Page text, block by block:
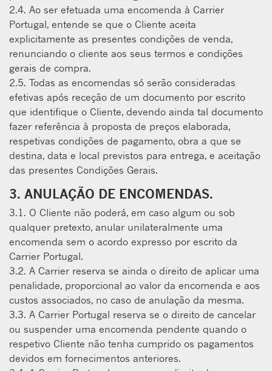
2.4. Ao ser efetuada uma encomenda à Carrier
Portugal, entende se que o Cliente aceita
explicitamente as presentes condições de venda,
renunciando o cliente aos seus termos e condições
gerais de compra.
2.5. Todas as encomendas só serão consideradas
efetivas após receção de um documento por escrito
que identifique o Cliente, devendo ainda tal documento
fazer referência à proposta de preços elaborada,
respetivas condições de pagamento, obra a que se
destina, data e local previstos para entrega, e aceitação
das presentes Condições Gerais.
3. ANULAÇÃO DE ENCOMENDAS.
3.1. O Cliente não poderá, em caso algum ou sob
qualquer pretexto, anular unilateralmente uma
encomenda sem o acordo expresso por escrito da
Carrier Portugal.
3.2. A Carrier reserva se ainda o direito de aplicar uma
penalidade, proporcional ao valor da encomenda e aos
custos associados, no caso de anulação da mesma.
3.3. A Carrier Portugal reserva se o direito de cancelar
ou suspender uma encomenda pendente quando o
respetivo Cliente não tenha cumprido os pagamentos
devidos em fornecimentos anteriores.